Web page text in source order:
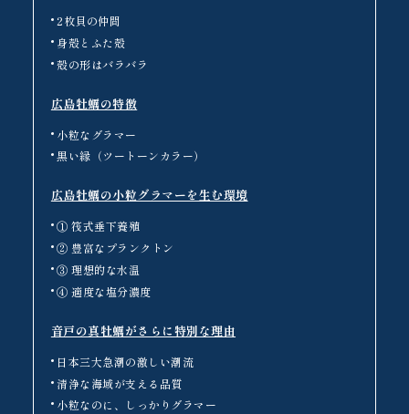
2枚貝の仲間
身殻とふた殻
殻の形はバラバラ
広島牡蠣の特徴
小粒なグラマー
黒い縁（ツートーンカラー）
広島牡蠣の小粒グラマーを生む環境
① 筏式垂下養殖
② 豊富なプランクトン
③ 理想的な水温
④ 適度な塩分濃度
音戸の真牡蠣がさらに特別な理由
日本三大急潮の激しい潮流
清浄な海域が支える品質
小粒なのに、しっかりグラマー